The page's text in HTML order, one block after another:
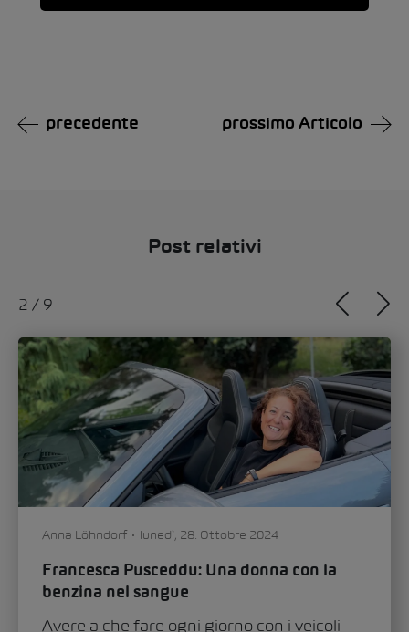
precedente prossimo Articolo
Post relativi
3 / 9
Dominik Mate venerdì, 06. Settembre 2024
Da meccanico a dirigente Volkswagen
Svizzera: una carriera straordinaria grazie
alla formazione continua
Se si chiede a Sascha Leardi qual è la ricetta
segreta per una carriera lunga e di
successo, la risposta...